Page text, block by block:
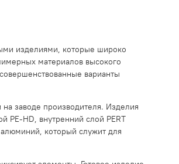
изделиями, которые широко
материалов высокого
варианты
заводе производителя. Изделия
PE-HD, внутренний слой PERT
алюминий, который служит для